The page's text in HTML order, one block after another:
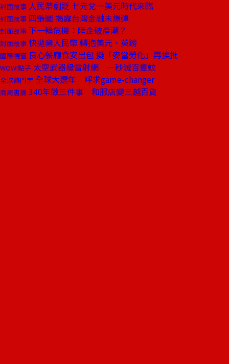
封面故事 人民幣劇貶 七元兌一美元時代來臨
封面故事 四張圖 揭露台灣金融未爆彈
封面故事 下一輪危機：陸企破產潮？
封面故事 快拋棄人民幣 轉抱美元、英鎊
國際視窗 良心餐廳食安出包 擬「麥當勞化」再挨批
WOW!點子 太空武器級雷射網 一秒滅百隻蚊
全球熱門字 全球大選年 呼求game-changer
商周書摘 340年做三件事 和服店變三越百貨